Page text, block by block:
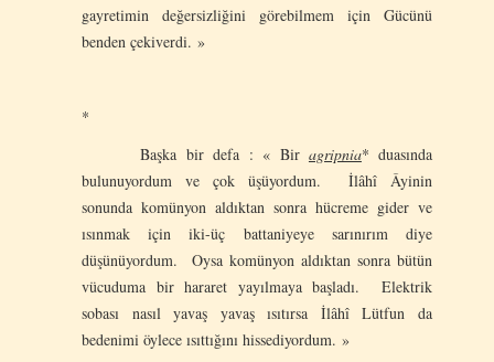
gayretimin değersizliğini görebilmem için Gücünü
benden çekiverdi. »
*
Başka bir defa : « Bir agripnia* duasında
bulunuyordum ve çok üşüyordum. İlâhî Âyinin
sonunda komünyon aldıktan sonra hücreme gider ve
ısınmak için iki-üç battaniyeye sarınırım diye
düşünüyordum. Oysa komünyon aldıktan sonra bütün
vücuduma bir hararet yayılmaya başladı. Elektrik
sobası nasıl yavaş yavaş ısıtırsa İlâhî Lütfun da
bedenimi öylece ısıttığını hissediyordum. »